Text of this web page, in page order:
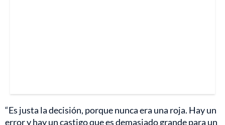
“Es justa la decisión, porque nunca era una roja. Hay un
error y hay un castigo que es demasiado grande para un